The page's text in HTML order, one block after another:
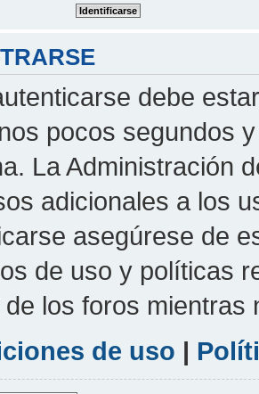
debe
pocos segundos
La Administración
adicionales a los
asegúrese de
de uso y políticas
de los foros mientras
de uso |